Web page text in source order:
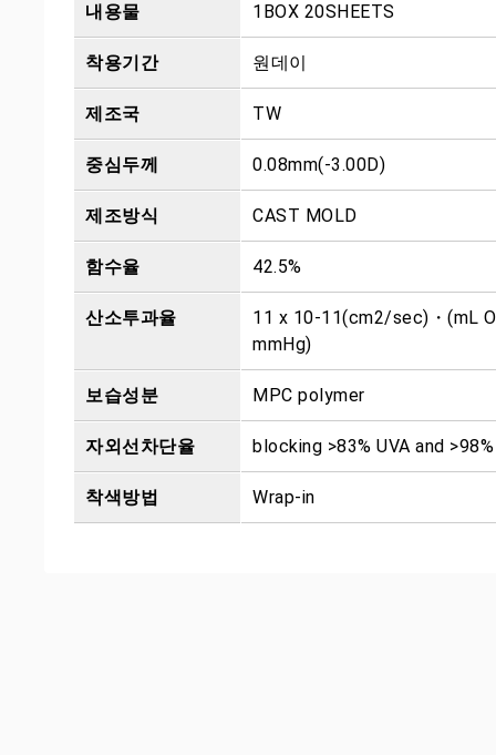
내용물 1BOX 20SHEETS
착용기간 원데이
제조국 TW
중심두께 0.08mm(-3.00D)
제조방식 CAST MOLD
함수율 42.5%
산소투과율
11 x 10-11(cm2/sec)・(mL
mmHg)
보습성분 MPC polymer
자외선차단율 blocking >83% UVA and >98%
착색방법 Wrap-in